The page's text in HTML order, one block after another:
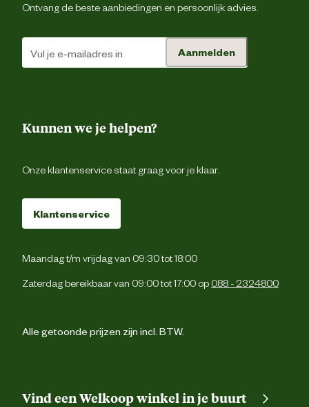
Ontvang de beste aanbiedingen en persoonlijk advies.
Aanmelden
Kunnen we je helpen?
Onze klantenservice staat graag voor je klaar.
Klantenservice
Maandag t/m vrijdag van 09:30 tot 18:00
Zaterdag bereikbaar van 09:00 tot 17:00 op 088 - 2324800
Alle getoonde prijzen zijn incl. BTW.
Vind een Welkoop winkel in je buurt